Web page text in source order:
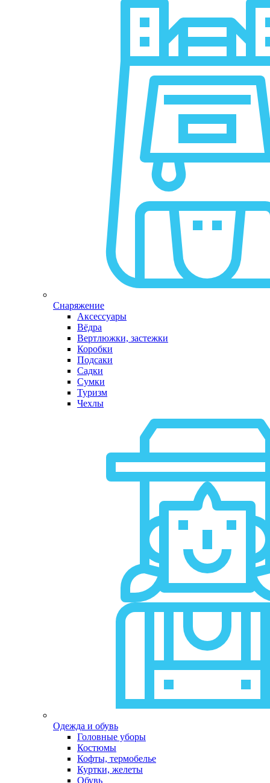
Снаряжение
Аксессуары
Вёдра
Вертлюжки, застежки
Коробки
Подсаки
Садки
Сумки
Туризм
Чехлы
Одежда и обувь
Головные уборы
Костюмы
Кофты, термобелье
Куртки, желеты
Обувь